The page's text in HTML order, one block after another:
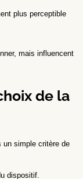
plus perceptible
mais influencent
de la
un simple critère de
dispositif.